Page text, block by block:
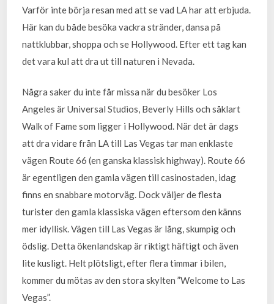
Varför inte börja resan med att se vad LA har att erbjuda.
Här kan du både besöka vackra stränder, dansa på
nattklubbar, shoppa och se Hollywood. Efter ett tag kan
det vara kul att dra ut till naturen i Nevada.
Några saker du inte får missa när du besöker Los
Angeles är Universal Studios, Beverly Hills och såklart
Walk of Fame som ligger i Hollywood. När det är dags
att dra vidare från LA till Las Vegas tar man enklaste
vägen Route 66 (en ganska klassisk highway). Route 66
är egentligen den gamla vägen till casinostaden, idag
finns en snabbare motorväg. Dock väljer de flesta
turister den gamla klassiska vägen eftersom den känns
mer idyllisk. Vägen till Las Vegas är lång, skumpig och
ödslig. Detta ökenlandskap är riktigt häftigt och även
lite kusligt. Helt plötsligt, efter flera timmar i bilen,
kommer du mötas av den stora skylten ”Welcome to Las
Vegas”.